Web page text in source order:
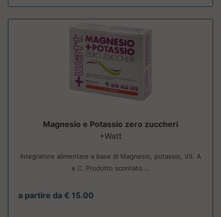
Magnesio e Potassio zero zuccheri
+Watt
Integratore alimentare a base di Magnesio, potassio, Vit. A
e C. Prodotto scontato....
a partire da € 15.00